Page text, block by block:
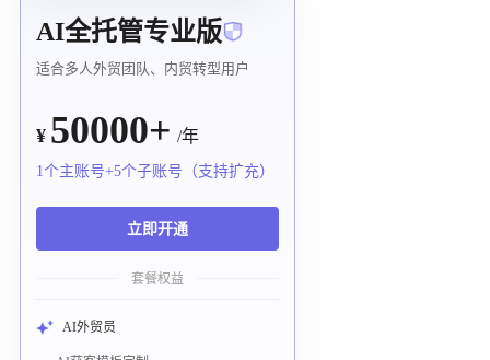
AI全托管专业版
适合多人外贸团队、内贸转型用户
¥ 50000+ /年
1个主账号+5个子账号（支持扩充）
立即开通
套餐权益
AI外贸员